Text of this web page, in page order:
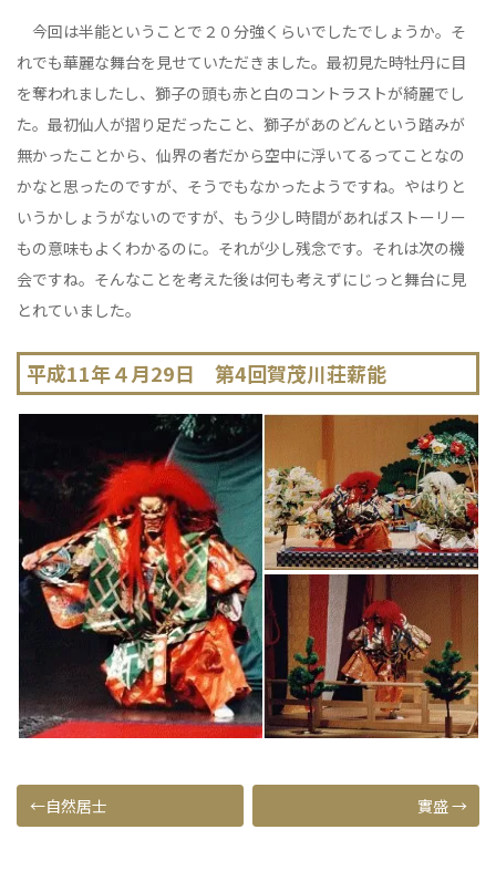
今回は半能ということで２０分強くらいでしたでしょうか。そ
れでも華麗な舞台を見せていただきました。最初見た時牡丹に目
を奪われましたし、獅子の頭も赤と白のコントラストが綺麗でし
た。最初仙人が摺り足だったこと、獅子があのどんという踏みが
無かったことから、仙界の者だから空中に浮いてるってことなの
かなと思ったのですが、そうでもなかったようですね。やはりと
いうかしょうがないのですが、もう少し時間があればストーリー
もの意味もよくわかるのに。それが少し残念です。それは次の機
会ですね。そんなことを考えた後は何も考えずにじっと舞台に見
とれていました。
平成11年４月29日 第4回賀茂川荘薪能
投自然居士 實盛